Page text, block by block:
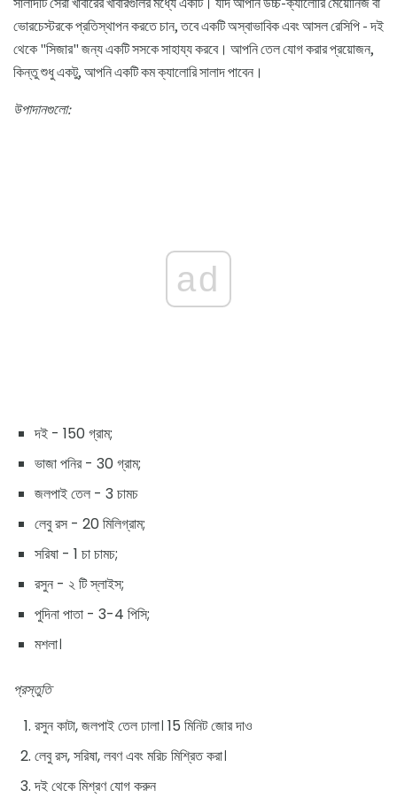
ভোরচেস্টরকে প্রতিস্থাপন করতে চান, তবে একটি অস্বাভাবিক এবং আসল রেসিপি - দই
থেকে "সিজার" জন্য একটি সসকে সাহায্য করবে। আপনি তেল যোগ করার প্রয়োজন,
কিন্তু শুধু একটু, আপনি একটি কম ক্যালোরি সালাদ পাবেন।
উপাদানগুলো:
ad
দই - 150 গ্রাম;
ভাজা পনির - 30 গ্রাম;
জলপাই তেল - 3 চামচ
লেবু রস - 20 মিলিগ্রাম;
সরিষা - 1 চা চামচ;
রসুন - ২ টি স্লাইস;
পুদিনা পাতা - 3-4 পিসি;
মশলা।
প্রস্তুতি
রসুন কাটা, জলপাই তেল ঢালা। 15 মিনিট জোর দাও
লেবু রস, সরিষা, লবণ এবং মরিচ মিশ্রিত করা।
দই থেকে মিশ্রণ যোগ করুন